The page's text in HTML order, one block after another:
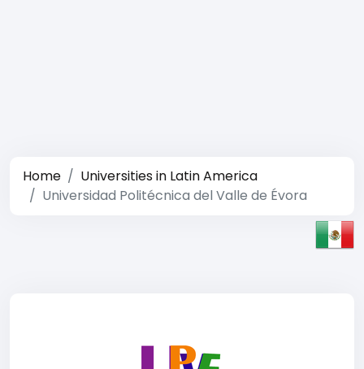
Home
Universities in Latin America
Universidad Politécnica del Valle de Évora